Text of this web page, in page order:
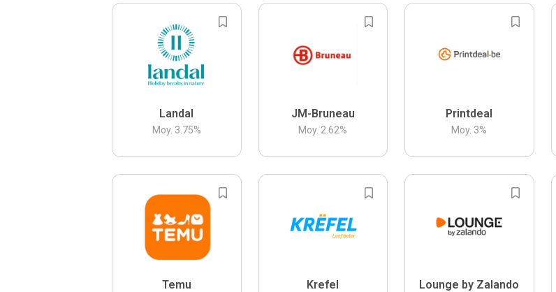
Landal
Moy. 3.75%
JM-Bruneau
Moy. 2.62%
Printdeal
Moy. 3%
Temu Krefel Lounge by Zalando